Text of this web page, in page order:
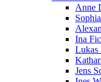
Anne
Ina
Lukas
Jens